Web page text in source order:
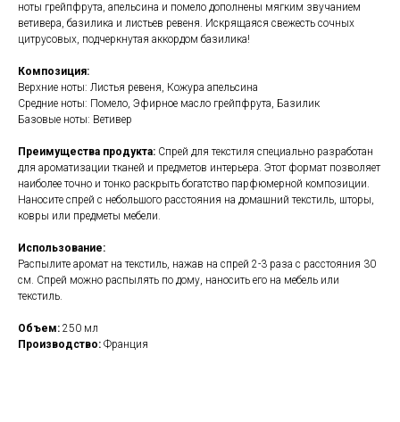
ноты грейпфрута, апельсина и помело дополнены мягким звучанием
ветивера, базилика и листьев ревеня. Искрящаяся свежесть сочных
цитрусовых, подчеркнутая аккордом базилика!
Композиция:
Верхние ноты: Листья ревеня, Кожура апельсина
Средние ноты: Помело, Эфирное масло грейпфрута, Базилик
Базовые ноты: Ветивер
Преимущества продукта: Спрей для текстиля специально разработан
для ароматизации тканей и предметов интерьера. Этот формат позволяет
наиболее точно и тонко раскрыть богатство парфюмерной композиции.
Наносите спрей с небольшого расстояния на домашний текстиль, шторы,
ковры или предметы мебели.
Использование:
Распылите аромат на текстиль, нажав на спрей 2-3 раза с расстояния 30
см. Спрей можно распылять по дому, наносить его на мебель или
текстиль.
Объем: 250 мл
Производство: Франция